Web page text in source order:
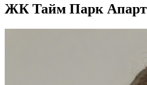
ЖК Тайм Парк